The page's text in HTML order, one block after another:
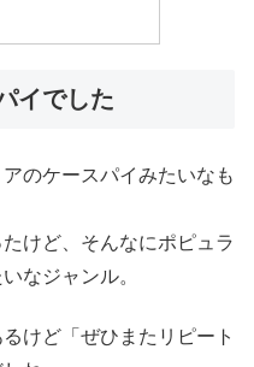
イでした
のケースパイみたいなも
けど、そんなにポピュラ
なジャンル。
けど「ぜひまたリピート